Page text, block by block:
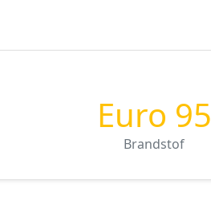
Euro 95
Brandstof